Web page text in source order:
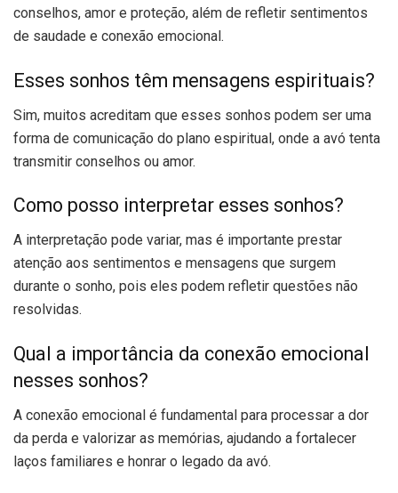
conselhos, amor e proteção, além de refletir sentimentos
de saudade e conexão emocional.
Esses sonhos têm mensagens espirituais?
Sim, muitos acreditam que esses sonhos podem ser uma
forma de comunicação do plano espiritual, onde a avó tenta
transmitir conselhos ou amor.
Como posso interpretar esses sonhos?
A interpretação pode variar, mas é importante prestar
atenção aos sentimentos e mensagens que surgem
durante o sonho, pois eles podem refletir questões não
resolvidas.
Qual a importância da conexão emocional
nesses sonhos?
A conexão emocional é fundamental para processar a dor
da perda e valorizar as memórias, ajudando a fortalecer
laços familiares e honrar o legado da avó.